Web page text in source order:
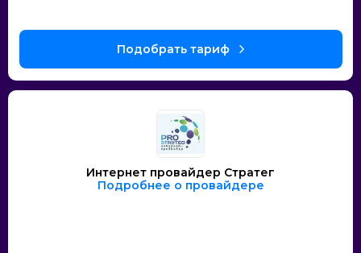
Интернет провайдер Стратег
Подробнее о провайдере